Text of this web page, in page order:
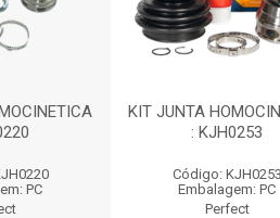
PC
KIT JUNTA
: KJH0253
Código: KJH0253
Embalagem: PC
Perfect